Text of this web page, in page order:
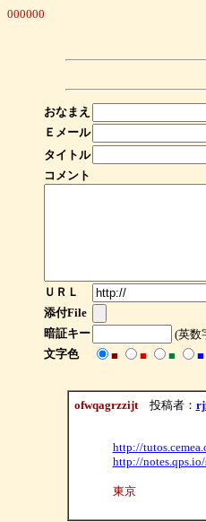
000000
おなまえ
Ｅメール
タイトル
コメント
ＵＲＬ
添付File
暗証キー
(英数
文字色
■ ■ ■ ■
ofwqagrzzijt投稿者：
http://
http://
東京